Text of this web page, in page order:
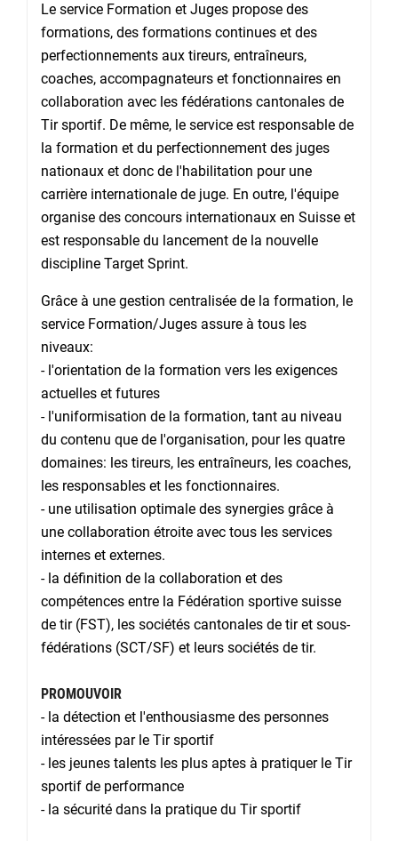
Le service Formation et Juges propose des
formations, des formations continues et des
perfectionnements aux tireurs, entraîneurs,
coaches, accompagnateurs et fonctionnaires en
collaboration avec les fédérations cantonales de
Tir sportif. De même, le service est responsable de
la formation et du perfectionnement des juges
nationaux et donc de l'habilitation pour une
carrière internationale de juge. En outre, l'équipe
organise des concours internationaux en Suisse et
est responsable du lancement de la nouvelle
discipline Target Sprint.
Grâce à une gestion centralisée de la formation, le
service Formation/Juges assure à tous les
niveaux:
- l'orientation de la formation vers les exigences
actuelles et futures
- l'uniformisation de la formation, tant au niveau
du contenu que de l'organisation, pour les quatre
domaines: les tireurs, les entraîneurs, les coaches,
les responsables et les fonctionnaires.
- une utilisation optimale des synergies grâce à
une collaboration étroite avec tous les services
internes et externes.
- la définition de la collaboration et des
compétences entre la Fédération sportive suisse
de tir (FST), les sociétés cantonales de tir et sous-
fédérations (SCT/SF) et leurs sociétés de tir.
PROMOUVOIR
- la détection et l'enthousiasme des personnes
intéressées par le Tir sportif
- les jeunes talents les plus aptes à pratiquer le Tir
sportif de performance
- la sécurité dans la pratique du Tir sportif